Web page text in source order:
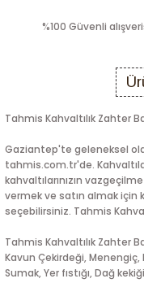
%100 Güvenli
Tahmis Kahvaltılık Zahter
Gaziantep'te geleneksel
tahmis.com.tr'de.
kahvaltılarınızın
vermek ve satın almak için
seçebilirsiniz. Tahmis
Tahmis Kahvaltılık Zahter
Kavun Çekirdeği, Menengiç,
Sumak, Yer fıstığı, Dağ